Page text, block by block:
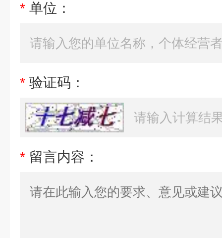
* 单位：
* 验证码：
* 留言内容：